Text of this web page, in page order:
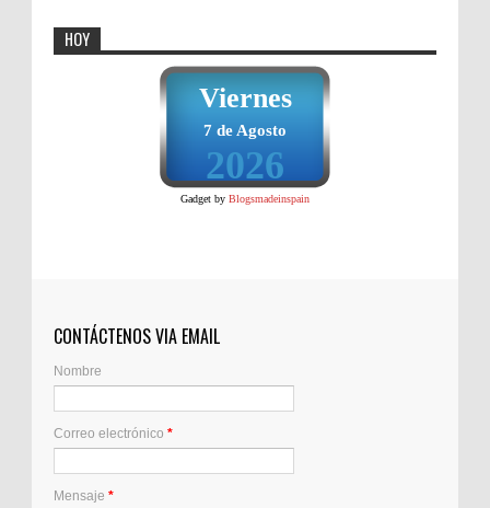
HOY
Viernes
7 de Agosto
2026
Gadget by Blogsmadeinspain
CONTÁCTENOS VIA EMAIL
Nombre
Correo electrónico *
Mensaje *